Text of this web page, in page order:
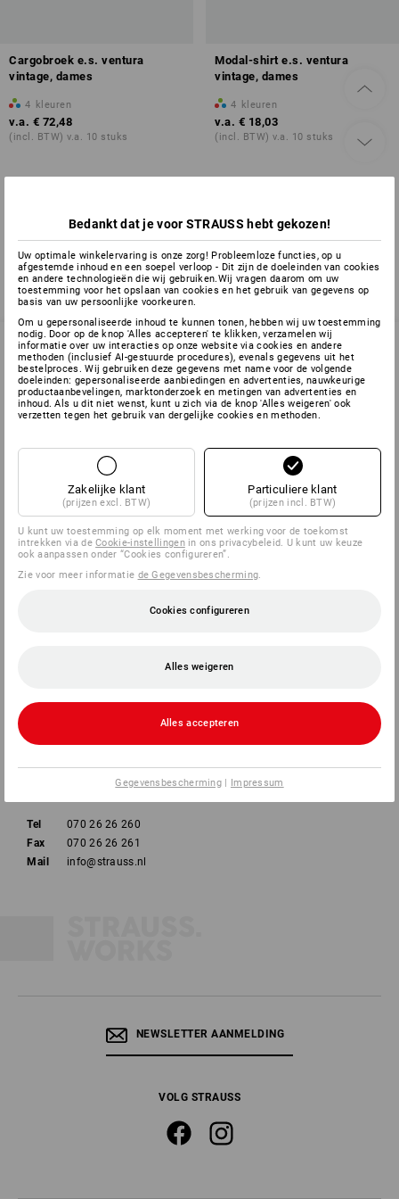
Cargobroek e.s. ventura
vintage, dames
4 kleuren
v.a. € 72,48
(incl. BTW) v.a. 10 stuks
Modal-shirt e.s. ventura
vintage, dames
4 kleuren
v.a. € 18,03
(incl. BTW) v.a. 10 stuks
SERVICE 070 26 26 260
BEDRIJVEN
INFORMATIE
BETAALWIJZEN
Exportweg 3
4782 JA Moerdijk
Tel
070 26 26 260
Fax
070 26 26 261
Mail
info@strauss.nl
NEWSLETTER AANMELDING
VOLG STRAUSS
Bedankt dat je voor STRAUSS hebt gekozen!
Uw optimale winkelervaring is onze zorg! Probleemloze functies, op u
afgestemde inhoud en een soepel verloop - Dit zijn de doeleinden van cookies
en andere technologieën die wij gebruiken.Wij vragen daarom om uw
toestemming voor het opslaan van cookies en het gebruik van gegevens op
basis van uw persoonlijke voorkeuren.
Om u gepersonaliseerde inhoud te kunnen tonen, hebben wij uw toestemming
nodig. Door op de knop 'Alles accepteren' te klikken, verzamelen wij
informatie over uw interacties op onze website via cookies en andere
methoden (inclusief AI-gestuurde procedures), evenals gegevens uit het
bestelproces. Wij gebruiken deze gegevens met name voor de volgende
doeleinden: gepersonaliseerde aanbiedingen en advertenties, nauwkeurige
productaanbevelingen, marktonderzoek en metingen van advertenties en
inhoud. Als u dit niet wenst, kunt u zich via de knop 'Alles weigeren' ook
verzetten tegen het gebruik van dergelijke cookies en methoden.
Zakelijke klant
(prijzen excl. BTW)
Particuliere klant
(prijzen incl. BTW)
U kunt uw toestemming op elk moment met werking voor de toekomst
intrekken via deCookie-instellingenin ons privacybeleid. U kunt uw keuze
ook aanpassen onder “Cookies configureren”.
Zie voor meer informatie de Gegevensbescherming
Cookies configureren
Alles weigeren
Alles accepteren
Gegevensbescherming | Impressum